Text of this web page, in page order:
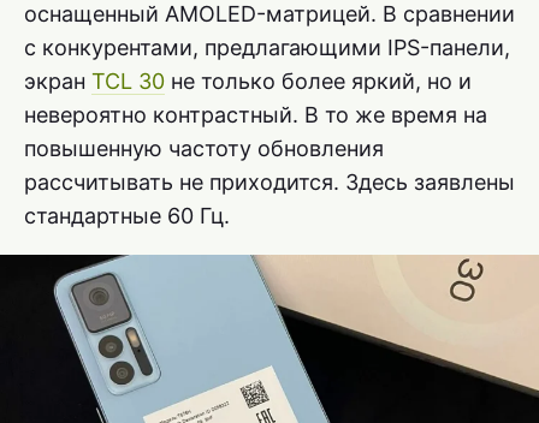
оснащенный AMOLED-матрицей. В сравнении
с конкурентами, предлагающими IPS-панели,
экран TCL 30 не только более яркий, но и
невероятно контрастный. В то же время на
повышенную частоту обновления
рассчитывать не приходится. Здесь заявлены
стандартные 60 Гц.